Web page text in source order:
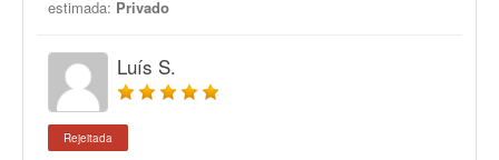
estimada: Privado
Luís S.
Rejeitada